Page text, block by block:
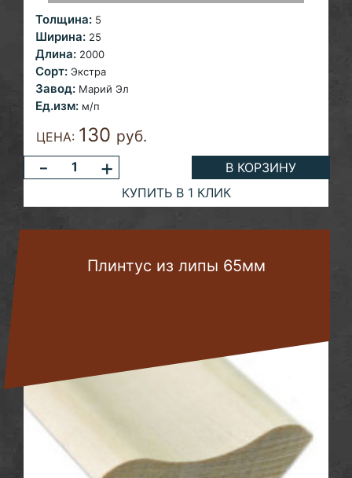
Толщина: 5
Ширина: 25
Длина: 2000
Сорт: Экстра
Завод: Марий Эл
Ед.изм: м/п
ЦЕНА: 130 руб.
- +
В КОРЗИНУ
КУПИТЬ В 1 КЛИК
Плинтус из липы 65мм